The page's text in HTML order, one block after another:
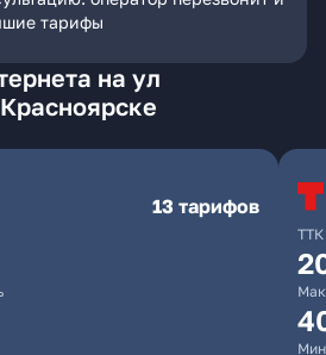
тарифы
на ул
13 тарифов
ТТК